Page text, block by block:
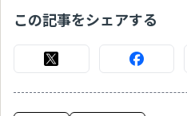
この記事をシェアする